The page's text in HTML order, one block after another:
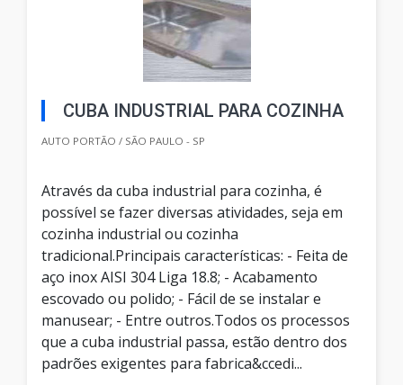
CUBA INDUSTRIAL PARA COZINHA
AUTO PORTÃO / SÃO PAULO - SP
Através da cuba industrial para cozinha, é
possível se fazer diversas atividades, seja em
cozinha industrial ou cozinha
tradicional.Principais características: - Feita de
aço inox AISI 304 Liga 18.8; - Acabamento
escovado ou polido; - Fácil de se instalar e
manusear; - Entre outros.Todos os processos
que a cuba industrial passa, estão dentro dos
padrões exigentes para fabrica&ccedi...